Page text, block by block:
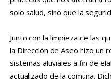
solo salud, sino que la
Junto con la limpieza de las
la Dirección de Aseo hizo un
sistemas aluviales a fin de
actualizado de la comuna.